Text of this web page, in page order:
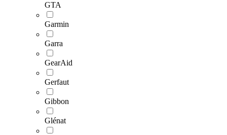
GTA
Garmin
Garra
GearAid
Gerfaut
Gibbon
Glénat